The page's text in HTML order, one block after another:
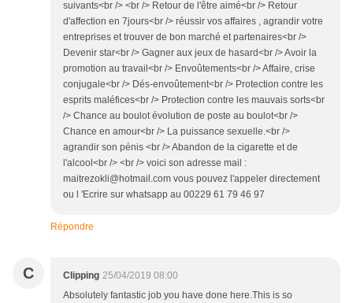
suivants<br /> <br /> Retour de l'être aimé<br /> Retour
d'affection en 7jours<br /> réussir vos affaires , agrandir votre
entreprises et trouver de bon marché et partenaires<br />
Devenir star<br /> Gagner aux jeux de hasard<br /> Avoir la
promotion au travail<br /> Envoûtements<br /> Affaire, crise
conjugale<br /> Dés-envoûtement<br /> Protection contre les
esprits maléfices<br /> Protection contre les mauvais sorts<br
/> Chance au boulot évolution de poste au boulot<br />
Chance en amour<br /> La puissance sexuelle.<br />
agrandir son pénis <br /> Abandon de la cigarette et de
l'alcool<br /> <br /> voici son adresse mail :
maitrezokli@hotmail.com vous pouvez l'appeler directement
ou l 'Ecrire sur whatsapp au 00229 61 79 46 97
Répondre
C Clipping 25/04/2019 08:00
Absolutely fantastic job you have done here.This is so